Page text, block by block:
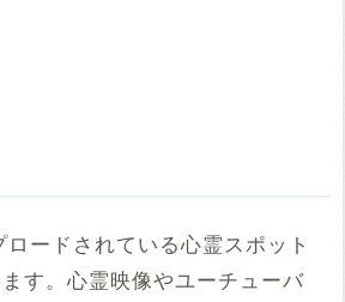
ードされている心霊スポット
す。心霊映像やユーチューバ